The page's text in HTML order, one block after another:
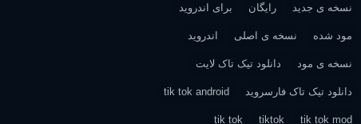
نسخه ی جدید رایگان برای اندروید
مود شده نسخه ی اصلی اندروید
نسخه ی مود دانلود تیک تاک لایت
دانلود تیک تاک فارسروید tik tok android
tik tok mod
tiktok
tik tok